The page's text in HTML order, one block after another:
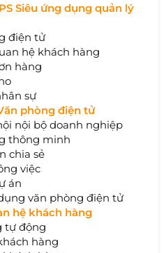
Siêu ứng dụng quản lý
điện tử
hệ khách hàng
hàng
sự
phòng điện tử
nội bộ doanh nghiệp
thông minh
chia sẻ
việc
án
văn phòng điện tử
hệ khách hàng
tự động
hàng